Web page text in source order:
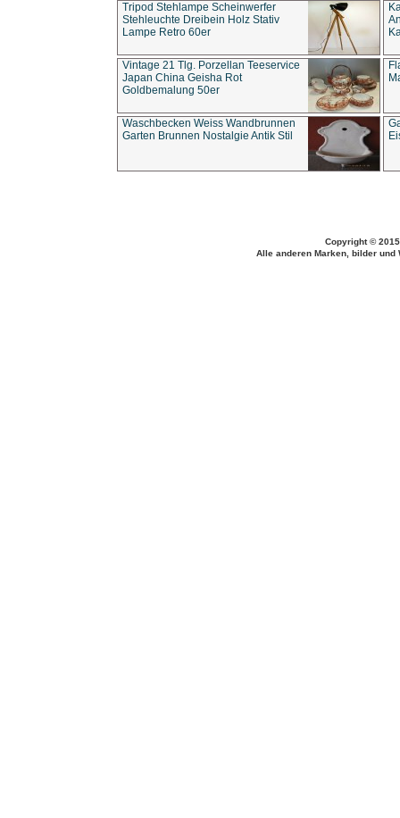
Tripod Stehlampe Scheinwerfer
Stehleuchte Dreibein Holz Stativ
Lampe Retro 60er
Vintage 21 Tlg. Porzellan Teeservice
Japan China Geisha Rot
Goldbemalung 50er
Waschbecken Weiss Wandbrunnen
Garten Brunnen Nostalgie Antik Stil
Copyright ©
Alle anderen Marken, bilder und